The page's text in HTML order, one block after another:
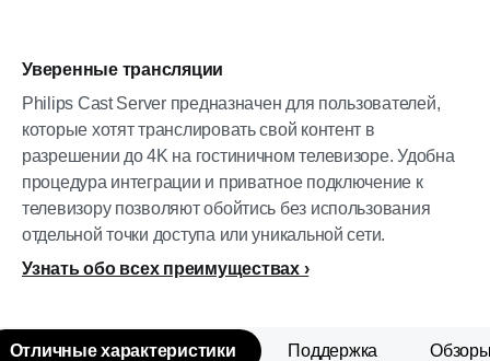
Уверенные трансляции
Philips Cast Server предназначен для пользователей,
которые хотят транслировать свой контент в
разрешении до 4K на гостиничном телевизоре. Удобна
процедура интеграции и приватное подключение к
телевизору позволяют обойтись без использования
отдельной точки доступа или уникальной сети.
Узнать обо всех преимуществах
Отличные характеристики Поддержка